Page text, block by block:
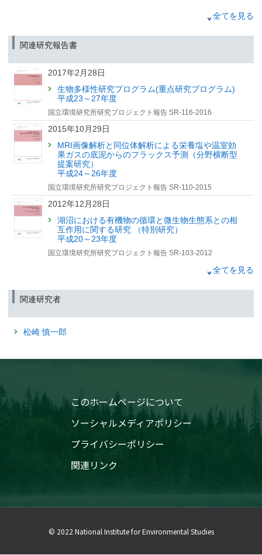
持続可能な発展に向けた対策は生物多様性の損失を抑え生
（京都大学記者クラブ、草津市政記者クラブ、林政記者クラブ、農林記者
環境省記者クラブ、環境記者会同時配付）
2023年12月22日
シカの森林被害は土壌微生物にも波及する
（京都大学記者クラブ、文部科学記者会、科学記者会、福島県政記者クラ
ブ、兵庫県教育委員会記者クラブ、筑波研究学園都市記者会、環境記者会、
環境問題研究会同時配付）
2023年12月5日
騒音下で多様なものを食べるバッタたち
～自動車騒音が道路から数百メートル以内のバッタ類の食
性変化を引き起こすことを解明～
（北海道教育庁記者クラブ、文部科学記者会、科学記者会、筑波研究学園都
市記者会、環境記者会、環境問題研究会同時配付）
2023年9月19日
価値観の危機：生物多様性・異常気象を招いた価値観の偏
2023年7月4日
（筑波研究学園都市記者会、環境省記者クラブ、福島県政記者クラブ、郡山
1Lの採水によって40種を超える魚種を検出
（京都大学記者クラブ、文部科学記者会、科学記者会、環境記者会、環境問
題研究会、筑波研究学園都市記者会）
頻発する猛暑が湖底の貧酸素化を引き起こす可能性
（筑波研究学園都市記者会、環境省記者クラブ、環境記者会同時配付）
2022年3月4日
事を公開しました【国環研View DEEP】
2022年12月28日
気候変動と生態系の関係 そのモニタリング
特集 気候変動と生態系、モニタリング研究の今
2022年3月31日
ユスリカからのメッセージ
顕微鏡下で識別する環境情報
環境儀 No.84
2021年12月28日
持続的な利用
コラム1
全てを見る
関連研究報告書
2017年2月28日
生物多様性研究プログラム(重点研究プログラム)
平成23～27年度
国立環境研究所研究プロジェクト報告 SR-116-2016
2015年10月29日
MRI画像解析と同位体解析による栄養塩や温室効
果ガスの底泥からのフラックス予測（分野横断型
提案研究）
平成24～26年度
国立環境研究所研究プロジェクト報告 SR-110-2015
2012年12月28日
湖沼における有機物の循環と微生物生態系との相
互作用に関する研究 （特別研究）
平成20～23年度
国立環境研究所研究プロジェクト報告 SR-103-2012
別研究）
平成15〜17年度
国立環境研究所特別研究報告 SR-68-2006
2004年12月28日
響に関する研究（特別研究）
2001年9月28日
十和田湖の生態系管理に向けて II
2001年1月31日
湖沼において増大する難分解性有機物の発生原因
全てを見る
関連研究者
松崎 慎一郎
このホームページについて
ソーシャルメディアポリシー
プライバシーポリシー
関連リンク
© 2022 National Institute for Environmental Studies